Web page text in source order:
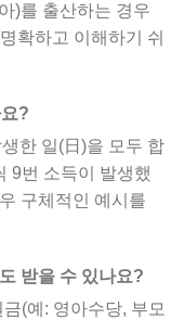
)를 출산하는 경우
확하고 이해하기 쉬
?
한 일(日)을 모두 합
9번 소득이 발생했
구체적인 예시를
받을 수 있나요?
(예: 영아수당, 부모